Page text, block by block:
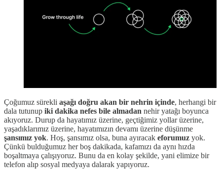
Çoğumuz sürekli aşağı doğru akan bir nehrin içinde, herhangi bir
dala tutunup iki dakika nefes bile almadan nehir yatağı boyunca
akıyoruz. Durup da hayatımız üzerine, geçtiğimiz yollar üzerine,
yaşadıklarımız üzerine, hayatımızın devamı üzerine düşünme
şansımız yok. Hoş, şansımız olsa, buna ayıracak eforumuz yok.
Çünkü bulduğumuz her boş dakikada, kafamızı da aynı hızda
boşaltmaya çalışıyoruz. Bunu da en kolay şekilde, yani elimize bir
telefon alıp sosyal medyaya dalarak yapıyoruz.